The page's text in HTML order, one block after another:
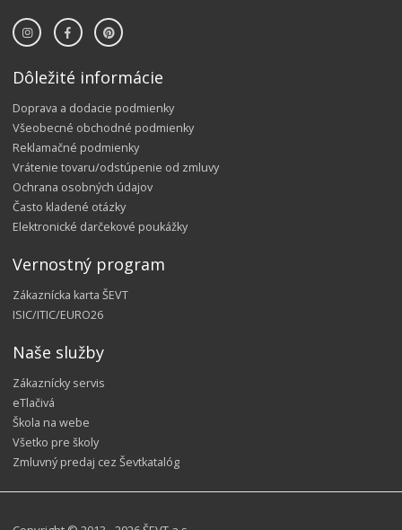
Dôležité informácie
Doprava a dodacie podmienky
Všeobecné obchodné podmienky
Reklamačné podmienky
Vrátenie tovaru/odstúpenie od zmluvy
Ochrana osobných údajov
Často kladené otázky
Elektronické darčekové poukážky
Vernostný program
Zákaznícka karta ŠEVT
ISIC/ITIC/EURO26
Naše služby
Zákaznícky servis
eTlačivá
Škola na webe
Všetko pre školy
Zmluvný predaj cez Ševtkatalóg